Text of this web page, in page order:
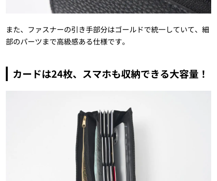
また、ファスナーの引き手部分はゴールドで統一していて、細
部のパーツまで高級感ある仕様です。
カードは24枚、スマホも収納できる大容量！